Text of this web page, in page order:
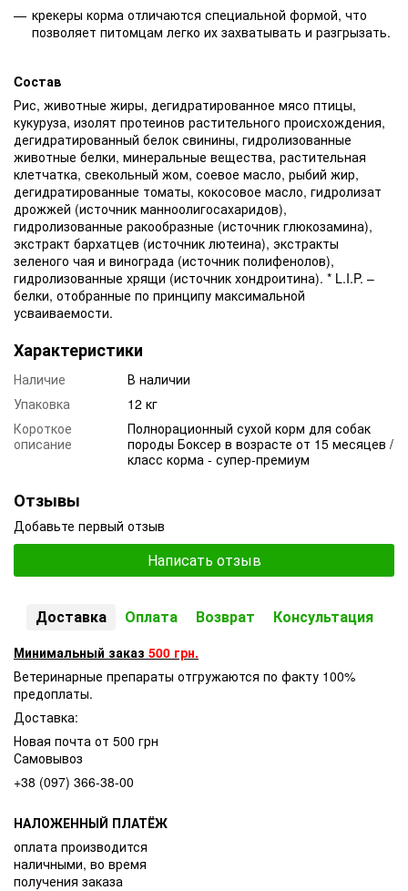
крекеры корма отличаются специальной формой, что
позволяет питомцам легко их захватывать и разгрызать.
Cостав
Рис, животные жиры, дегидратированное мясо птицы,
кукуруза, изолят протеинов растительного происхождения,
дегидратированный белок свинины, гидролизованные
животные белки, минеральные вещества, растительная
клетчатка, свекольный жом, соевое масло, рыбий жир,
дегидратированные томаты, кокосовое масло, гидролизат
дрожжей (источник манноолигосахаридов),
гидролизованные ракообразные (источник глюкозамина),
экстракт бархатцев (источник лютеина), экстракты
зеленого чая и винограда (источник полифенолов),
гидролизованные хрящи (источник хондроитина). * L.I.P. –
белки, отобранные по принципу максимальной
усваиваемости.
Характеристики
Наличие
В наличии
Упаковка
12 кг
Короткое
описание
Полнорационный сухой корм для собак
породы Боксер в возрасте от 15 месяцев /
класс корма - супер-премиум
Отзывы
Добавьте первый отзыв
Написать отзыв
Доставка Оплата Возврат Консультация
Минимальный заказ 500 грн.
Ветеринарные препараты отгружаются по факту 100%
предоплаты.
Доставка:
Новая почта от 500 грн
Самовывоз
+38 (097) 366-38-00
НАЛОЖЕННЫЙ ПЛАТЁЖ
оплата производится
наличными, во время
получения заказа